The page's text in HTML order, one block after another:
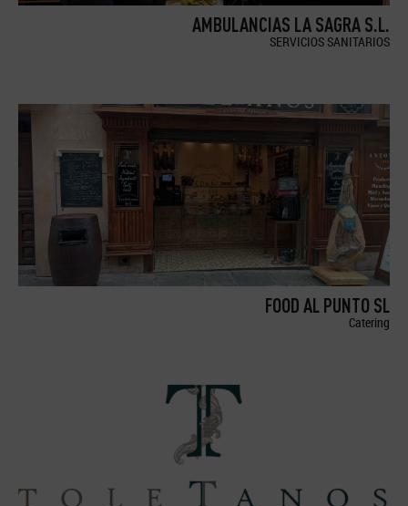
AMBULANCIAS LA SAGRA S.L.
SERVICIOS SANITARIOS
FOOD AL PUNTO SL
Catering